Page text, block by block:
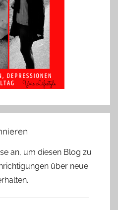
an, um diesen Blog zu
über neue